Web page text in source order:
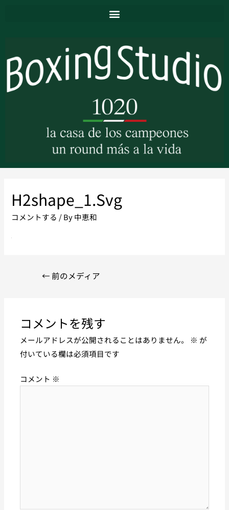
H2shape_1.svg
コメントする / By中恵和
←前のメディア
コメントを残す
メールアドレスが公開されることはありません。 ※ が
付いている欄は必須項目です
コメント ※